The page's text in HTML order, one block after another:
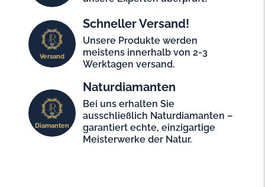
Versand
Schneller Versand!
Unsere Produkte werden
meistens innerhalb von 2-3
Werktagen versand.
Diamanten
Naturdiamanten
Bei uns erhalten Sie
ausschließlich Naturdiamanten –
garantiert echte, einzigartige
Meisterwerke der Natur.